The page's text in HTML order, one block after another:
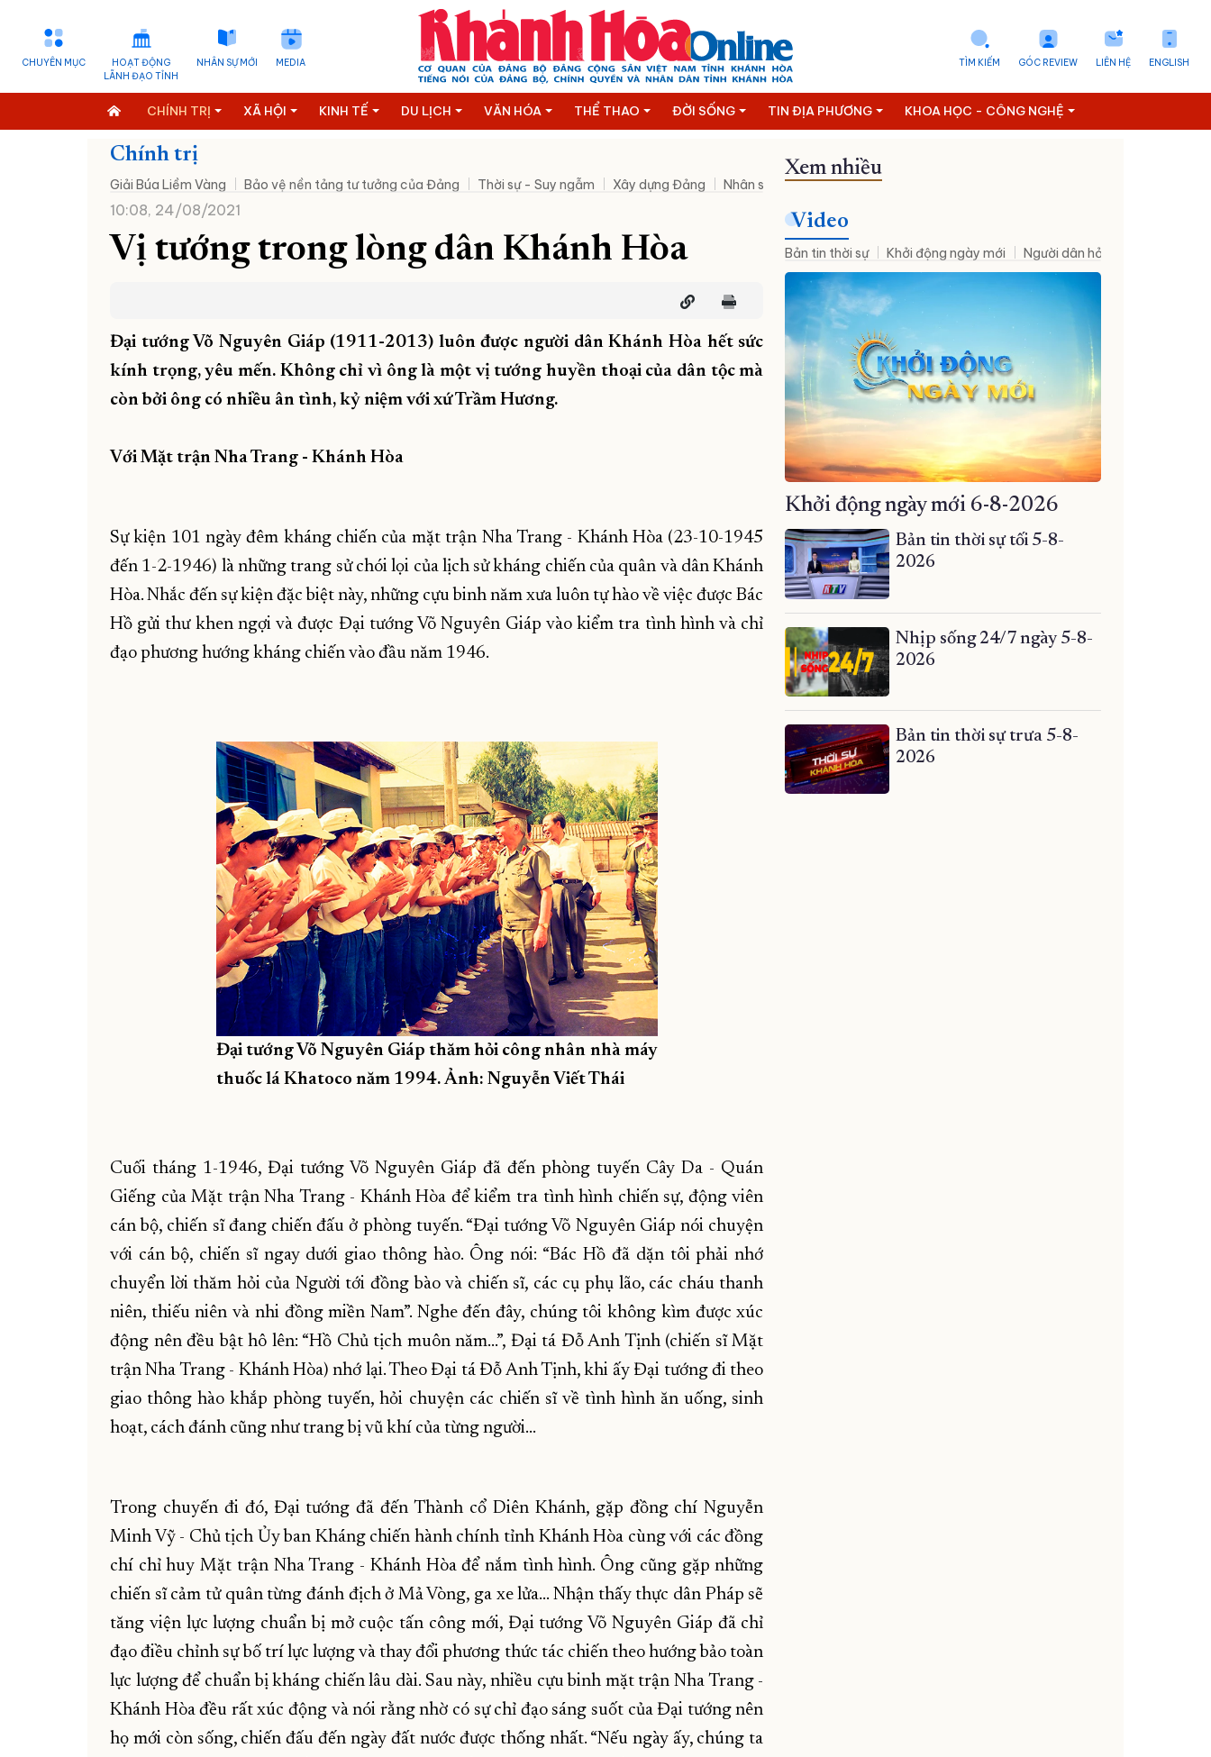
CHUYÊN MỤC
HOẠT ĐỘNG
LÃNH ĐẠO TỈNH
NHÂN SỰ MỚI MEDIA ENGLISH
LIÊN HỆ
GÓC REVIEW
TÌM KIẾM
CHÍNH TRỊ XÃ HỘI KINH TẾ DU LỊCH VĂN HÓA THỂ THAO ĐỜI SỐNG TIN ĐỊA PHƯƠNG KHOA HỌC - CÔNG NGHỆ
Chính trị
Giải Búa Liềm Vàng Bảo vệ nền tảng tư tưởng của Đảng Thời sự - Suy ngẫm Xây dựng Đảng Nhân sự mới Đưa NQ09 vào cuộc sống
10:08, 24/08/2021
Vị tướng trong lòng dân Khánh Hòa
Đại tướng Võ Nguyên Giáp (1911-2013) luôn được người dân Khánh Hòa hết sức
kính trọng, yêu mến. Không chỉ vì ông là một vị tướng huyền thoại của dân tộc mà
còn bởi ông có nhiều ân tình, kỷ niệm với xứ Trầm Hương.
Với Mặt trận Nha Trang - Khánh Hòa
Sự kiện 101 ngày đêm kháng chiến của mặt trận Nha Trang - Khánh Hòa (23-10-1945
đến 1-2-1946) là những trang sử chói lọi của lịch sử kháng chiến của quân và dân Khánh
Hòa. Nhắc đến sự kiện đặc biệt này, những cựu binh năm xưa luôn tự hào về việc được Bác
Hồ gửi thư khen ngợi và được Đại tướng Võ Nguyên Giáp vào kiểm tra tình hình và chỉ
đạo phương hướng kháng chiến vào đầu năm 1946.
Đại tướng Võ Nguyên Giáp thăm hỏi công nhân nhà máy
thuốc lá Khatoco năm 1994. Ảnh: Nguyễn Viết Thái
Cuối tháng 1-1946, Đại tướng Võ Nguyên Giáp đã đến phòng tuyến Cây Da - Quán
Giếng của Mặt trận Nha Trang - Khánh Hòa để kiểm tra tình hình chiến sự, động viên
cán bộ, chiến sĩ đang chiến đấu ở phòng tuyến. “Đại tướng Võ Nguyên Giáp nói chuyện
với cán bộ, chiến sĩ ngay dưới giao thông hào. Ông nói: “Bác Hồ đã dặn tôi phải nhớ
chuyển lời thăm hỏi của Người tới đồng bào và chiến sĩ, các cụ phụ lão, các cháu thanh
niên, thiếu niên và nhi đồng miền Nam”. Nghe đến đây, chúng tôi không kìm được xúc
động nên đều bật hô lên: “Hồ Chủ tịch muôn năm...”, Đại tá Đỗ Anh Tịnh (chiến sĩ Mặt
trận Nha Trang - Khánh Hòa) nhớ lại. Theo Đại tá Đỗ Anh Tịnh, khi ấy Đại tướng đi theo
giao thông hào khắp phòng tuyến, hỏi chuyện các chiến sĩ về tình hình ăn uống, sinh
hoạt, cách đánh cũng như trang bị vũ khí của từng người...
Trong chuyến đi đó, Đại tướng đã đến Thành cổ Diên Khánh, gặp đồng chí Nguyễn
Minh Vỹ - Chủ tịch Ủy ban Kháng chiến hành chính tỉnh Khánh Hòa cùng với các đồng
chí chỉ huy Mặt trận Nha Trang - Khánh Hòa để nắm tình hình. Ông cũng gặp những
chiến sĩ cảm tử quân từng đánh địch ở Mả Vòng, ga xe lửa... Nhận thấy thực dân Pháp sẽ
tăng viện lực lượng chuẩn bị mở cuộc tấn công mới, Đại tướng Võ Nguyên Giáp đã chỉ
đạo điều chỉnh sự bố trí lực lượng và thay đổi phương thức tác chiến theo hướng bảo toàn
lực lượng để chuẩn bị kháng chiến lâu dài. Sau này, nhiều cựu binh mặt trận Nha Trang -
Khánh Hòa đều rất xúc động và nói rằng nhờ có sự chỉ đạo sáng suốt của Đại tướng nên
họ mới còn sống, chiến đấu đến ngày đất nước được thống nhất. “Nếu ngày ấy, chúng ta
Xem nhiều
Video
Bản tin thời sự Khởi động ngày mới Người dân hỏi – Cơ quan nhà
Khởi động ngày mới 6-8-2026
Bản tin thời sự tối 5-8-
2026
Nhịp sống 24/7 ngày 5-8-
2026
Bản tin thời sự trưa 5-8-
2026